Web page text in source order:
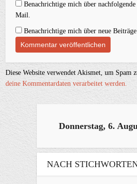
Benachrichtige mich über
Mail.
Benachrichtige mich über neue
Diese Website verwendet Akismet, um Spam
deine Kommentardaten verarbeitet werden.
Donnerstag, 6.
NACH